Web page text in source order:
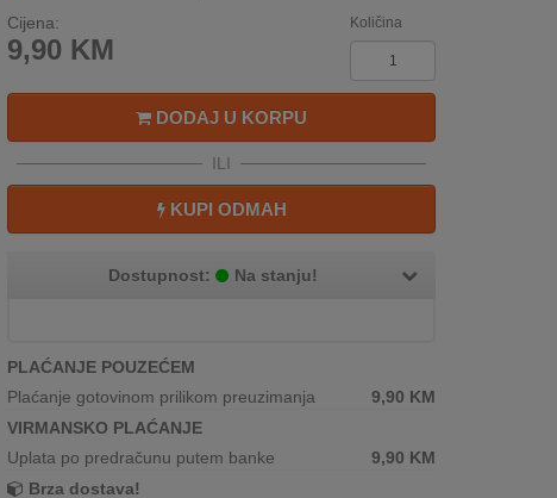
Cijena:
9,90 KM
Količina
DODAJ U KORPU
ILI
KUPI ODMAH
Dostupnost: Na stanju!
PLAĆANJE POUZEĆEM
Plaćanje gotovinom prilikom preuzimanja
9,90 KM
VIRMANSKO PLAĆANJE
Uplata po predračunu putem banke
9,90 KM
Brza dostava!